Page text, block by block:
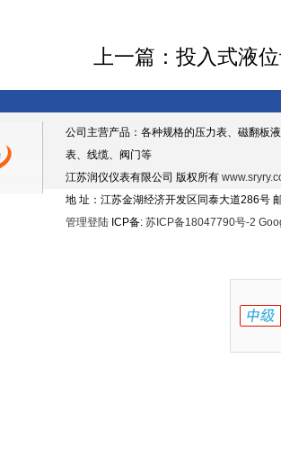
上一篇： 投入式液
公司主营产品：各种规格的压力表、磁翻板
表、线缆、阀门等
江苏润仪仪表有限公司 版权所有
地 址：江苏金湖经济开发区同泰大道286号
管理登陆 ICP备: 苏ICP备18047790号-2